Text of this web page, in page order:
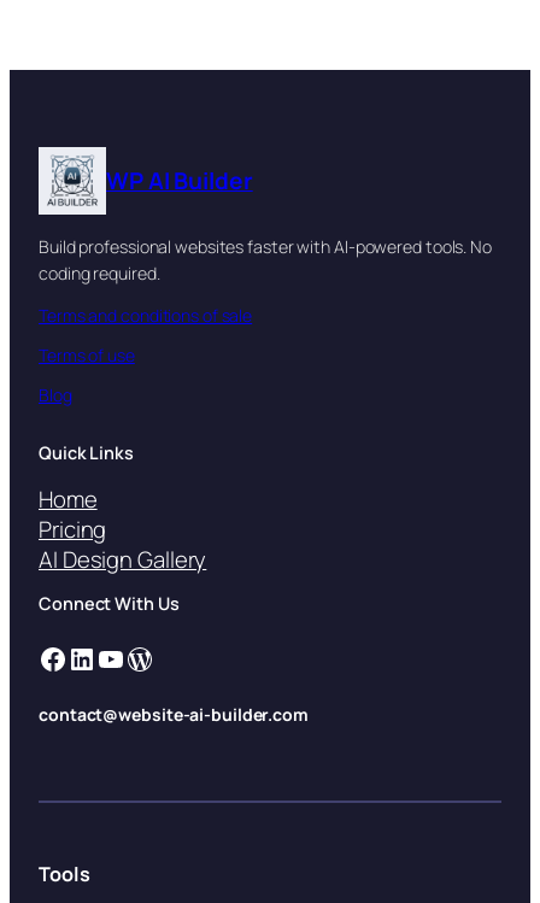
WP AI Builder
Build professional websites faster with AI-powered tools. No
coding required.
Terms and conditions of sale
Terms of use
Blog
Quick Links
Home
Pricing
AI Design Gallery
Connect With Us
Facebook LinkedIn YouTube WordPress
contact@website-ai-builder.com
Tools